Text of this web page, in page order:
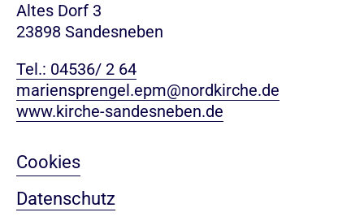
Altes Dorf 3
23898 Sandesneben
Tel.: 04536/ 2 64
mariensprengel.epm@nordkirche.de
www.kirche-sandesneben.de
Cookies
Datenschutz